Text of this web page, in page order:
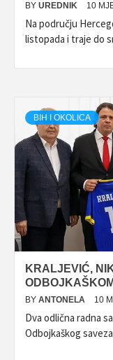
BY UREDNIK 10
Na području
listopada i traje do
BIH I OKOLICA
KRALJEVIĆ,
BY ANTONELA 10
Dva odlična radna
Odbojkaškog